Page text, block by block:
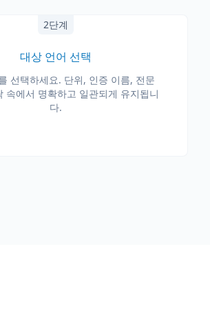
2단계
대상 언어 선택
선택하세요. 단위, 인증 이름, 전문
속에서 명확하고 일관되게 유지됩니
다.